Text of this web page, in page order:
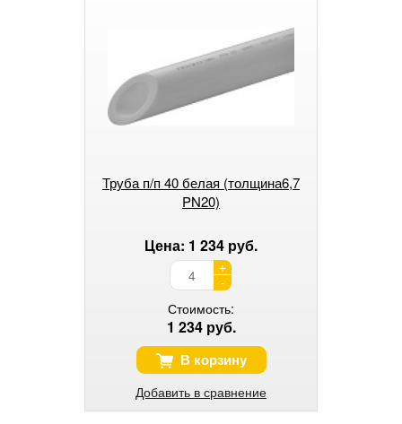
Труба п/п 40 белая (толщина6,7
PN20)
Цена: 1 234 руб.
+
-
Стоимость:
1 234 руб.
В корзину
Добавить в сравнение